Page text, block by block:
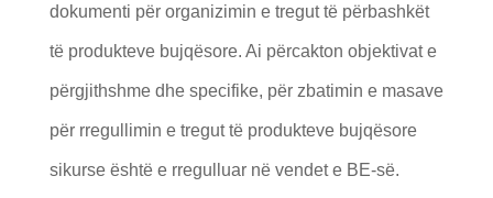
dokumenti për organizimin e tregut të përbashkët
të produkteve bujqësore. Ai përcakton objektivat e
përgjithshme dhe specifike, për zbatimin e masave
për rregullimin e tregut të produkteve bujqësore
sikurse është e rregulluar në vendet e BE-së.